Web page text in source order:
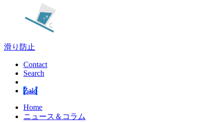
滑り防止
Contact
Search
Zalo
Home
ニュース＆コラム